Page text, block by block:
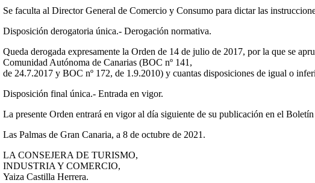
Se faculta al Director General de Comercio y Consumo para dictar las
Disposición derogatoria única.- Derogación normativa.
Queda derogada expresamente la Orden de 14 de julio de 2017, por la que se
Comunidad Autónoma de Canarias (BOC nº 141,
de 24.7.2017 y BOC nº 172, de 1.9.2010) y cuantas disposiciones de igual o
Disposición final única.- Entrada en vigor.
La presente Orden entrará en vigor al día siguiente de su publicación en el
Las Palmas de Gran Canaria, a 8 de octubre de 2021.
LA CONSEJERA DE TURISMO,
INDUSTRIA Y COMERCIO,
Yaiza Castilla Herrera.